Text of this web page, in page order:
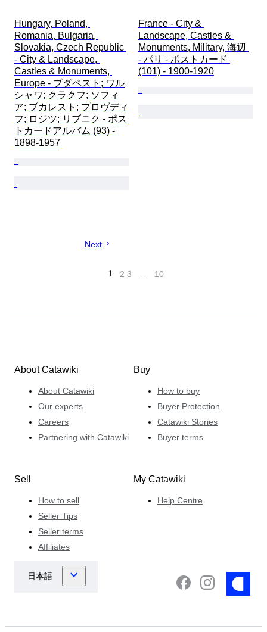
Hungary, Poland,
Romania, Bulgaria,
Slovakia, Czech Republic
- City & Landscape,
Castles & Monuments,
Europe - ブダペスト; ワル
シャワ; クラクフ; ソフィ
ア; ブカレスト; プロヴディ
フ; ロジツ; リブニク - ポス
トカードアルバム (93) -
1898-1957
France - City &
Landscape, Castles &
Monuments, Military, 海辺
- パリ - ポストカード
(101) - 1900-1920
Next
1 2 3 … 10
About Catawiki
About Catawiki
Our experts
Careers
Partnering with Catawiki
Buy
How to buy
Buyer Protection
Catawiki Stories
Buyer terms
Sell
How to sell
Seller Tips
Seller terms
Affiliates
My Catawiki
Help Centre